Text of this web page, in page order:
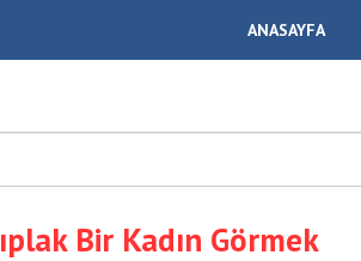
ANASAYFA
Bir Kadın Görmek